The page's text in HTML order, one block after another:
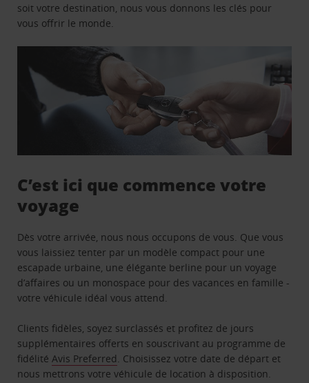
soit votre destination, nous vous donnons les clés pour
vous offrir le monde.
C’est ici que commence votre
voyage
Dès votre arrivée, nous nous occupons de vous. Que vous
vous laissiez tenter par un modèle compact pour une
escapade urbaine, une élégante berline pour un voyage
d’affaires ou un monospace pour des vacances en famille -
votre véhicule idéal vous attend.
Clients fidèles, soyez surclassés et profitez de jours
supplémentaires offerts en souscrivant au programme de
fidélitéAvis Preferred. Choisissez votre date de départ et
nous mettrons votre véhicule de location à disposition.